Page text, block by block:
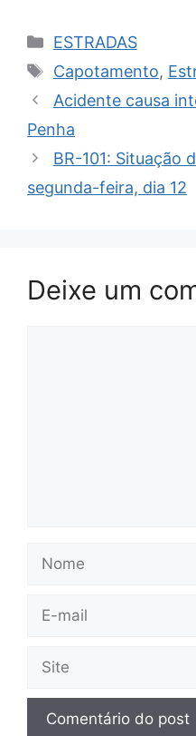
Categorias
ESTRADAS
Tags
Capotamento,
Acidente causa
Penha
BR-101: Situação
segunda-feira, dia 12
Deixe um
Nome
E-
Site